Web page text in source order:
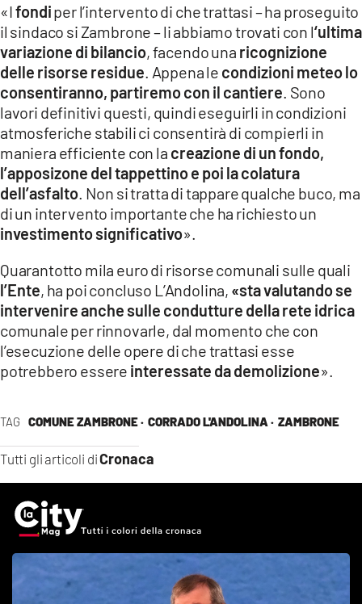
ANDROID
APPLE
TAG COMUNE ZAMBRONE · CORRADO L'ANDOLINA · ZAMBRONE
Tutti gli articoli diCronaca
«Ifondiper l’intervento di che trattasi – ha proseguito
il sindaco si Zambrone – li abbiamo trovati con l‘ultima
variazione di bilancio, facendo una ricognizione
delle risorse residue . Appena le condizioni meteo lo
consentiranno, partiremo con il cantiere . Sono
lavori definitivi questi, quindi eseguirli in condizioni
atmosferiche stabili ci consentirà di compierli in
maniera efficiente con la creazione di un fondo,
l’apposizone del tappettino e poi la colatura
dell’asfalto . Non si tratta di tappare qualche buco, ma
di un intervento importante che ha richiesto un
investimento significativo».
Quarantotto mila euro di risorse comunali sulle quali
l’Ente, ha poi concluso L’Andolina, «sta valutando se
intervenire anche sulle condutture della rete idrica
comunale per rinnovarle, dal momento che con
l’esecuzione delle opere di che trattasi esse
potrebbero essere interessate da demolizione».